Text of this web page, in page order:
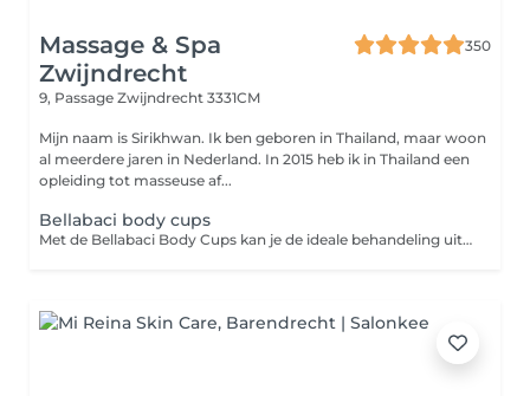
Massage & Spa
Zwijndrecht
350
9, Passage Zwijndrecht 3331CM
Mijn naam is Sirikhwan. Ik ben geboren in Thailand, maar woon
al meerdere jaren in Nederland. In 2015 heb ik in Thailand een
opleiding tot masseuse af...
Bellabaci body cups
Met de Bellabaci Body Cups kan je de ideale behandeling uitvoeren en is voor iedereen die o.a. last heeft van; pijnlijke en gespannen spieren, spijsverteringsproblemen, gewrichtspijn, cellulite, hoofdpijn, migraine en striae. De therapeutische gevolgen van de behandeling met de Bellabaci cap kunnen zijn: het verminderen van obstipatie, activeren van de (huid)stofwisseling, het verbeteren van de elasticiteit van de huid, blokkades worden opgeheven, gifstoffen en afvalstoffen worden afgevoerd en het verbetert de spierspanning. Bij gebruik op de rug of gespannen, pijnlijk spieren helpt het tevens om vet en vochtophopingen te verminderen, de doorbloeding te verbeteren en gifstoffen en andere afvalstoffen te elimineren uit je spieren. Het stimuleert de lymfe- en bloedcirculatie.